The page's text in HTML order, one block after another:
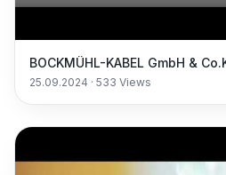
BOCKMÜHL-KABEL GmbH &
25.09.2024 · 533 Views